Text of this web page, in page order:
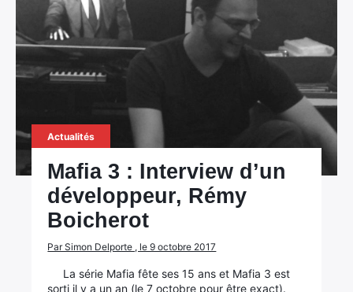
Actualités
Mafia 3 : Interview d’un
développeur, Rémy
Boicherot
Par Simon Delporte , le 9 octobre 2017
La série Mafia fête ses 15 ans et Mafia 3 est
sorti il y a un an (le 7 octobre pour être exact).